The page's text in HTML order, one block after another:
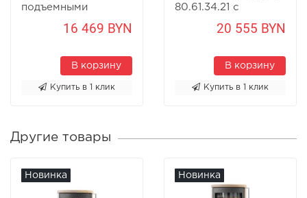
подъемными
16 469 BYN
В корзину
Купить в 1 клик
80.61.34.21 с
стеклами20 555 BYN
В корзину
Купить в 1 клик
Другие товары
Новинка Новинка